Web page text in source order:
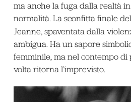
ma anche la fuga dalla realtà
normalità. La sconfitta finale
Jeanne, spaventata dalla
ambigua. Ha un sapore
femminile, ma nel contempo
volta ritorna l’imprevisto.